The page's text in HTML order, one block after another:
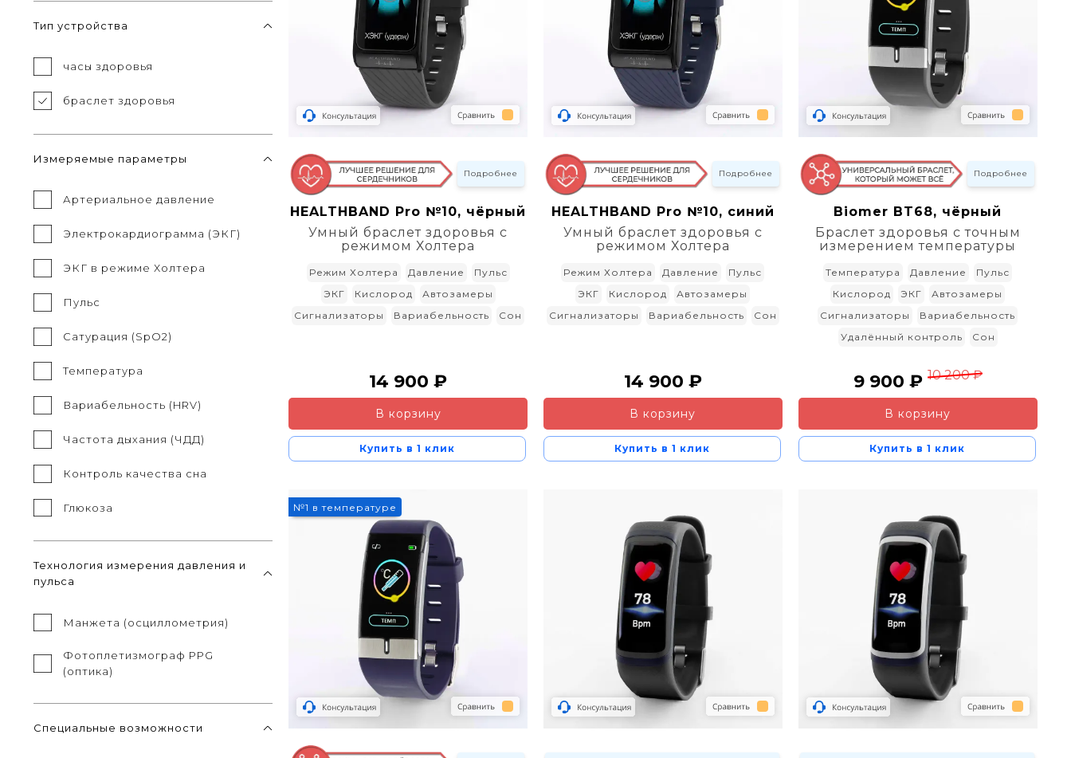
Тип устройства
часы здоровья
браслет здоровья
Измеряемые параметры
Артериальное давление
Электрокардиограмма (ЭКГ)
ЭКГ в режиме Холтера
Пульс
Сатурация (SpO2)
Температура
Вариабельность (HRV)
Частота дыхания (ЧДД)
Контроль качества сна
Глюкоза
Технология измерения давления и
пульса
Манжета (осциллометрия)
Фотоплетизмограф PPG
(оптика)
Специальные возможности
Подробнее
HEALTHBAND Pro №10, чёрный
Умный браслет здоровья с
режимом Холтера
Режим Холтера Давление
Пульс
ЭКГ
Кислород
Автозамеры
Сигнализаторы
Вариабельность Сон
14 900 ₽
В корзину
Купить в 1 клик
Подробнее
HEALTHBAND Pro №10, синий
Умный браслет здоровья с
режимом Холтера
Режим Холтера Давление
Пульс
ЭКГ
Кислород
Автозамеры
Сигнализаторы
Вариабельность Сон
14 900 ₽
В корзину
Купить в 1 клик
Подробнее
Biomer BT68, чёрный
Браслет здоровья с точным
измерением температуры
Температура Давление
Пульс
Кислород
ЭКГ
Автозамеры
Сигнализаторы
Вариабельность
Удалённый контроль
Сон
9 900 ₽ 10 200 ₽
В корзину
Купить в 1 клик
3%
№1 в температуре